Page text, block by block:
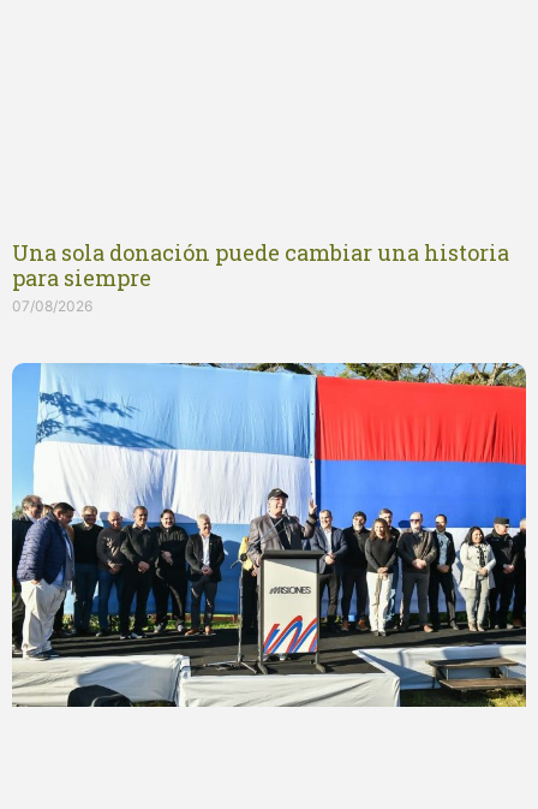
Una sola donación puede cambiar una historia
para siempre
07/08/2026